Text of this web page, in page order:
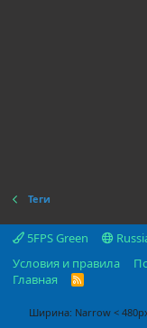
Теги
5FPS Green
Условия и правила
Главная
R
Ширина